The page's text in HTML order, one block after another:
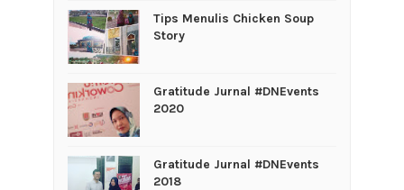
Tips Menulis Chicken Soup
Story
Gratitude Jurnal #DNEvents
2020
Gratitude Jurnal #DNEvents
2018